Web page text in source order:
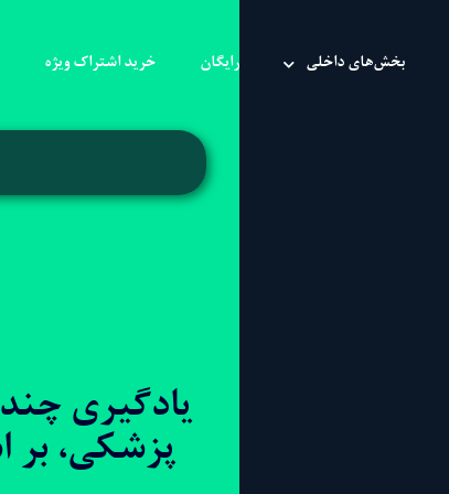
بخش‌های داخلی رایگان خرید اشتراک ویژه
یادگیری
پزشکی، بر